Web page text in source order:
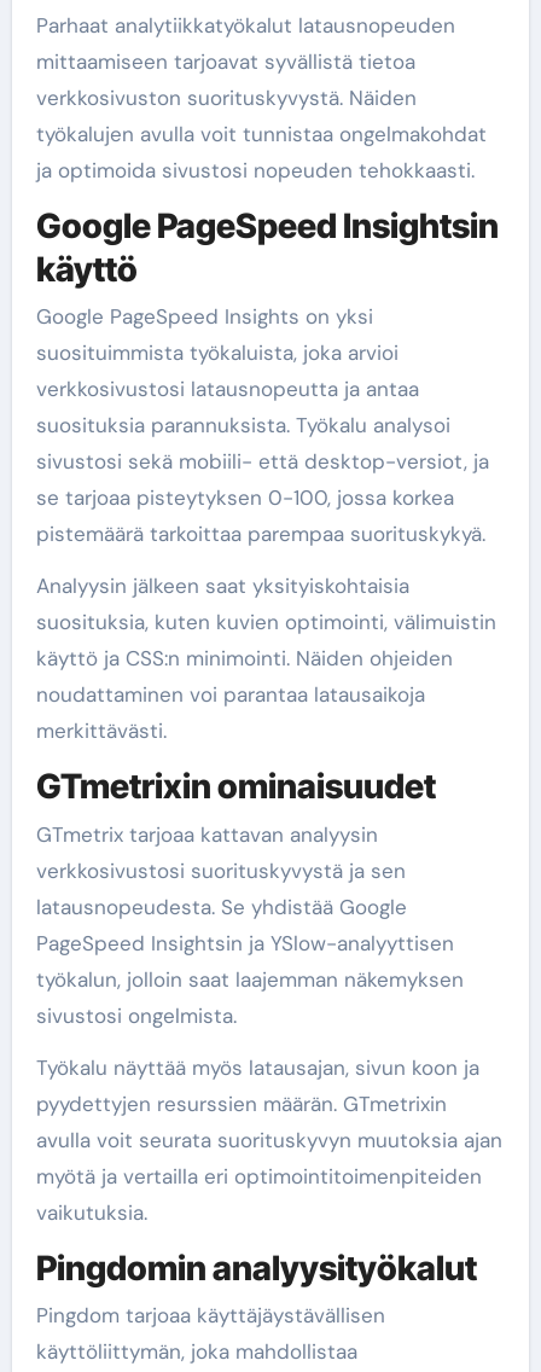
Parhaat analytiikkatyökalut latausnopeuden
mittaamiseen tarjoavat syvällistä tietoa
verkkosivuston suorituskyvystä. Näiden
työkalujen avulla voit tunnistaa ongelmakohdat
ja optimoida sivustosi nopeuden tehokkaasti.
Google PageSpeed Insightsin
käyttö
Google PageSpeed Insights on yksi
suosituimmista työkaluista, joka arvioi
verkkosivustosi latausnopeutta ja antaa
suosituksia parannuksista. Työkalu analysoi
sivustosi sekä mobiili- että desktop-versiot, ja
se tarjoaa pisteytyksen 0-100, jossa korkea
pistemäärä tarkoittaa parempaa suorituskykyä.
Analyysin jälkeen saat yksityiskohtaisia
suosituksia, kuten kuvien optimointi, välimuistin
käyttö ja CSS:n minimointi. Näiden ohjeiden
noudattaminen voi parantaa latausaikoja
merkittävästi.
GTmetrixin ominaisuudet
GTmetrix tarjoaa kattavan analyysin
verkkosivustosi suorituskyvystä ja sen
latausnopeudesta. Se yhdistää Google
PageSpeed Insightsin ja YSlow-analyyttisen
työkalun, jolloin saat laajemman näkemyksen
sivustosi ongelmista.
Työkalu näyttää myös latausajan, sivun koon ja
pyydettyjen resurssien määrän. GTmetrixin
avulla voit seurata suorituskyvyn muutoksia ajan
myötä ja vertailla eri optimointitoimenpiteiden
vaikutuksia.
Pingdomin analyysityökalut
Pingdom tarjoaa käyttäjäystävällisen
käyttöliittymän, joka mahdollistaa